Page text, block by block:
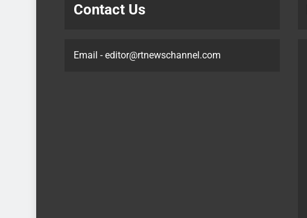
Contact Us
Email - editor@rtnewschannel.com